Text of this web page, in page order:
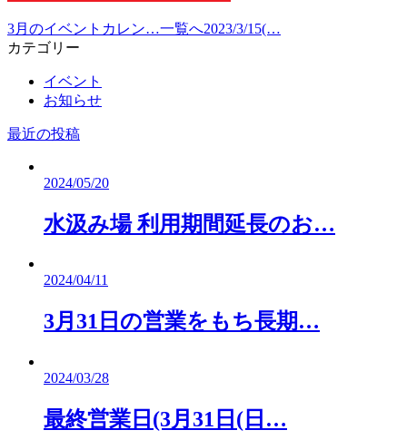
3月のイベントカレン…一覧へ2023/3/15(…
カテゴリー
イベント
お知らせ
最近の投稿
2024/05/20
水汲み場 利用期間延長のお…
2024/04/11
3月31日の営業をもち長期…
2024/03/28
最終営業日(3月31日(日…